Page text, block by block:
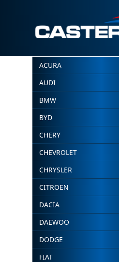
ACURA
AUDI
BMW
BYD
CHERY
CHEVROLET
CHRYSLER
CITROEN
DACIA
DAEWOO
DODGE
FIAT